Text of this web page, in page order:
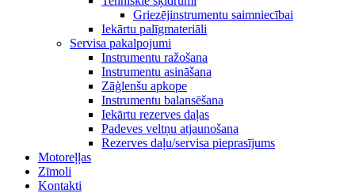
Griezējinstrumentu saimniecībai
Iekārtu palīgmateriāli
Servisa pakalpojumi
Instrumentu ražošana
Instrumentu asināšana
Zāģlenšu apkope
Instrumentu balansēšana
Iekārtu rezerves daļas
Padeves veltņu atjaunošana
Rezerves daļu/servisa pieprasījums
Motoreļļas
Zīmoli
Kontakti